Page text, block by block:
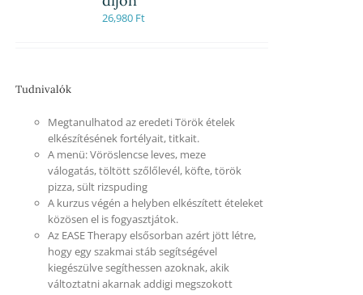
26,980 Ft
Tudnivalók
Megtanulhatod az eredeti Török ételek
elkészítésének fortélyait, titkait.
A menü: Vöröslencse leves, meze
válogatás, töltött szőlőlevél, köfte, török
pizza, sült rizspuding
A kurzus végén a helyben elkészített ételeket
közösen el is fogyasztjátok.
Az EASE Therapy elsősorban azért jött létre,
hogy egy szakmai stáb segítségével
kiegészülve segíthessen azoknak, akik
változtatni akarnak addigi megszokott